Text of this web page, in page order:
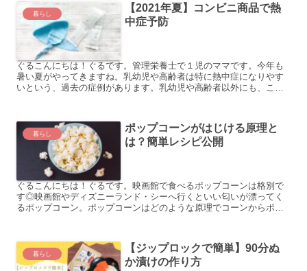
暮らし
【2021年夏】コンビニ商品で熱
中症予防
ぐるこんにちは！ぐるです。管理栄養士で１児のママです。今年も
暑い夏がやってきますね。乳幼児や高齢者は特に熱中症になりやす
いという、過去の症例があります。乳幼児や高齢者以外にも、こん
暮らし
ポップコーンがはじける原理と
は？簡単レシピ公開
ぐるこんにちは！ぐるです。映画館で食べるポップコーンは格別で
す◎映画館やディズニーランド・シーへ行くといい匂いが漂ってく
るポップコーン。ポップコーンはどのような原理でコーンからポッ
暮らし
【ジップロックで簡単】90分ぬ
か漬けの作り方